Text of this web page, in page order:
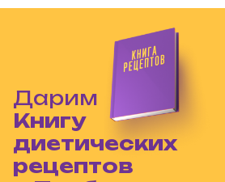
Дарим
Книгу
диетических
рецептов